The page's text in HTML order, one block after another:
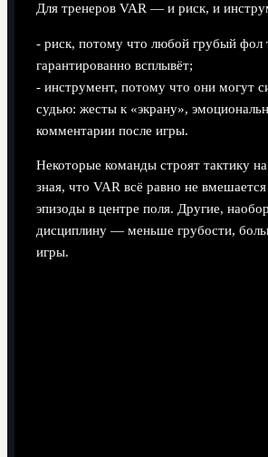
Для тренеров VAR — и риск, и
- риск, потому что любой грубый фол
гарантированно всплывёт;
- инструмент, потому что они могут
судью: жесты к «экрану»,
комментарии после игры.
Некоторые команды строят тактику
зная, что VAR всё равно не
эпизоды в центре поля. Другие,
дисциплину — меньше грубости,
игры.